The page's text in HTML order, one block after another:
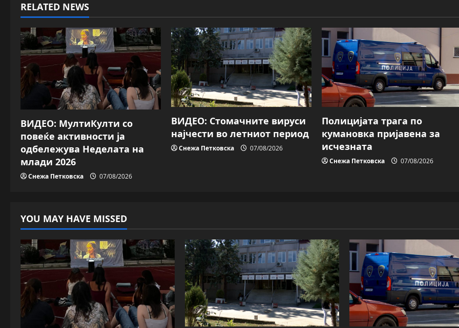
n
a
v
i
g
a
t
i
RELATED NEWS
ВИДЕО: МултиКулти со
повеќе активности ја
одбележува Неделата на
млади 2026
Снежа Петковска 07/08/2026
ВИДЕО: Стомачните вируси
најчести во летниот период
Снежа Петковска 07/08/2026
Полицијата трага пo
кумановка пријавена за
исчезната
Снежа Петковска 07/08/2026
YOU MAY HAVE MISSED